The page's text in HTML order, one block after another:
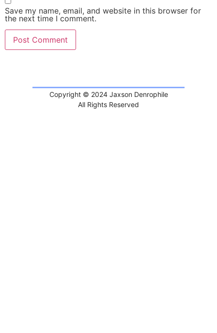
Save my name, email, and website in this browser for
the next time I comment.
Copyright © 2024 Jaxson Denrophile
All Rights Reserved